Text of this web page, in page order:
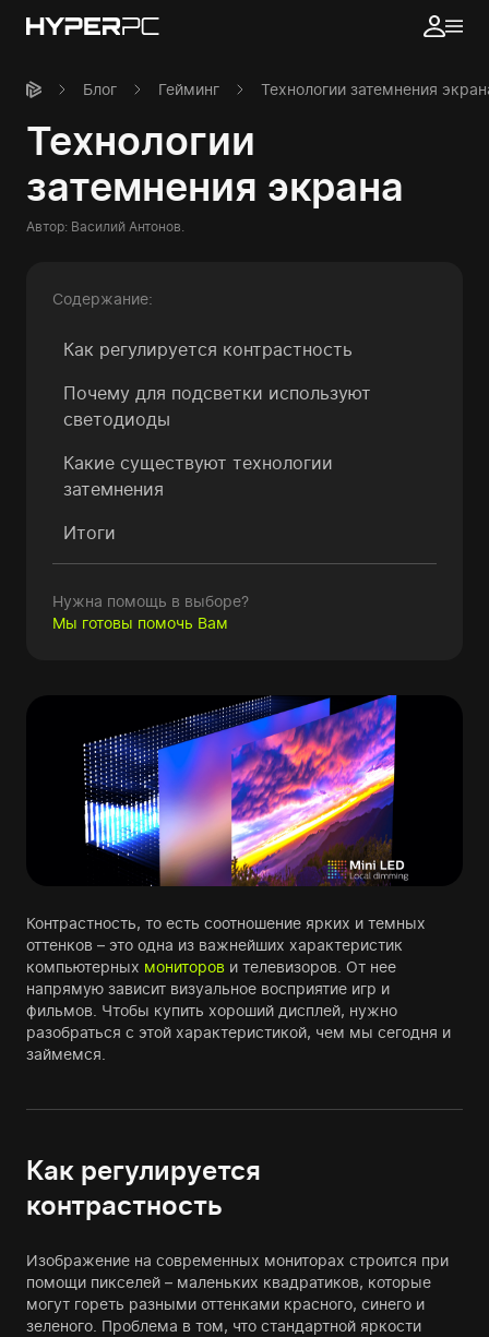
Блог Гейминг Технологии затемнения
Технологии
затемнения экрана
Автор: Василий Антонов.
Содержание:
Как регулируется контрастность
Почему для подсветки используют
светодиоды
Какие существуют технологии
затемнения
Итоги
Нужна помощь в выборе?
Мы готовы помочь Вам
Контрастность, то есть соотношение ярких и темных
оттенков – это одна из важнейших характеристик
компьютерных мониторов и телевизоров. От нее
напрямую зависит визуальное восприятие игр и
фильмов. Чтобы купить хороший дисплей, нужно
разобраться с этой характеристикой, чем мы сегодня и
займемся.
Как регулируется
контрастность
Изображение на современных мониторах строится при
помощи пикселей – маленьких квадратиков, которые
могут гореть разными оттенками красного, синего и
зеленого. Проблема в том, что стандартной яркости